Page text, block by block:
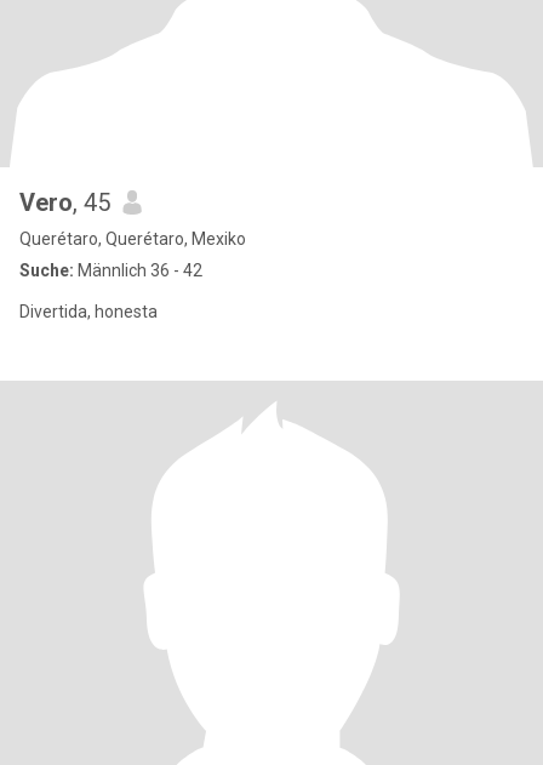
Vero, 45
Querétaro, Querétaro, Mexiko
Suche: Männlich 36 - 42
Divertida, honesta